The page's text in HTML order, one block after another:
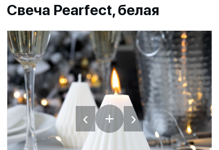
Свеча Pearfect, белая
‹ + ›